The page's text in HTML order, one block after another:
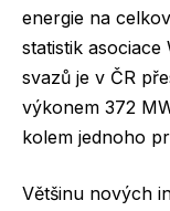
energie na
statistik
svazů je v ČR
výkonem 372
kolem jednoho
Většinu nových